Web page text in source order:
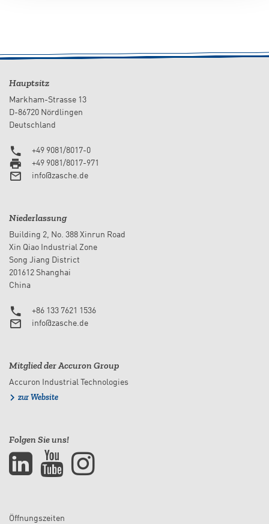
Hauptsitz
Markham-Strasse 13
D-86720 Nördlingen
Deutschland
+49 9081/8017-0
+49 9081/8017-971
info@zasche.de
Niederlassung
Building 2, No. 388 Xinrun Road
Xin Qiao Industrial Zone
Song Jiang District
201612 Shanghai
China
+86 133 7621 1536
info@zasche.de
Mitglied der Accuron Group
Accuron Industrial Technologies
zur Website
Folgen Sie uns!
Öffnungszeiten